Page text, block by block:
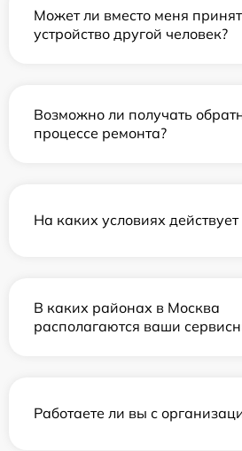
Может ли вместо меня
устройство другой человек?
Возможно ли получать
процессе ремонта?
На каких условиях действует
В каких районах в Москва
располагаются ваши
Работаете ли вы с